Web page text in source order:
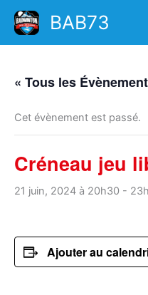
Aller
contenu
BAB73
« Tous les
Cet évènement est passé.
Créneau jeu
21 juin, 2024 à 20h30 -
Ajouter au